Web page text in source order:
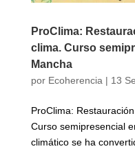
ProClima:
clima. Curso
Mancha
por Ecoherencia | 13
ProClima:
Curso semipresencial
climático se ha